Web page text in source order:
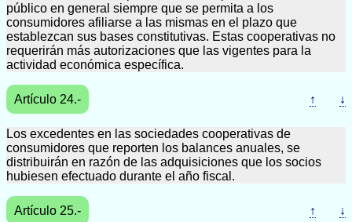
público en general siempre que se permita a los
consumidores afiliarse a las mismas en el plazo que
establezcan sus bases constitutivas. Estas cooperativas no
requerirán más autorizaciones que las vigentes para la
actividad económica específica.
Artículo 24.- ↑ ↓
Los excedentes en las sociedades cooperativas de
consumidores que reporten los balances anuales, se
distribuirán en razón de las adquisiciones que los socios
hubiesen efectuado durante el año fiscal.
Artículo 25.- ↑ ↓